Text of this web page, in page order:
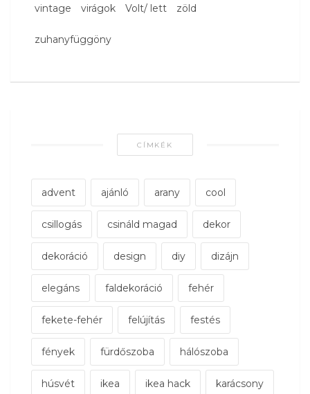
vintage virágok Volt/ lett zöld
zuhanyfüggöny
CÍMKÉK
advent ajánló arany cool
csillogás csináld magad dekor
dekoráció design diy dizájn
elegáns faldekoráció fehér
fekete-fehér felújítás festés
fények fürdőszoba hálószoba
húsvét ikea ikea hack karácsony